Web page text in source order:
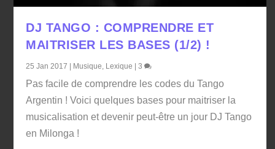
DJ TANGO : COMPRENDRE ET
MAITRISER LES BASES (1/2) !
25 Jan 2017 | Musique, Lexique |3
Pas facile de comprendre les codes du Tango
Argentin ! Voici quelques bases pour maitriser la
musicalisation et devenir peut-être un jour DJ Tango
en Milonga !